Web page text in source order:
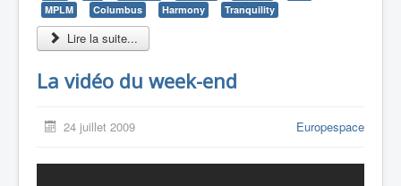
MPLM
Columbus Harmony Tranquility
Lire la suite...
La vidéo du week-end
24 juillet 2009 Europespace